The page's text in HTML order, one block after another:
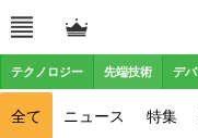
テクノロジー 先端技術 デ
全て ニュース 特集